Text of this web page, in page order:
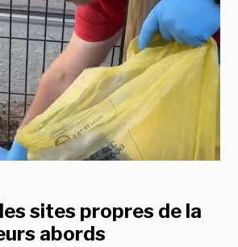
sites propres de la
abords